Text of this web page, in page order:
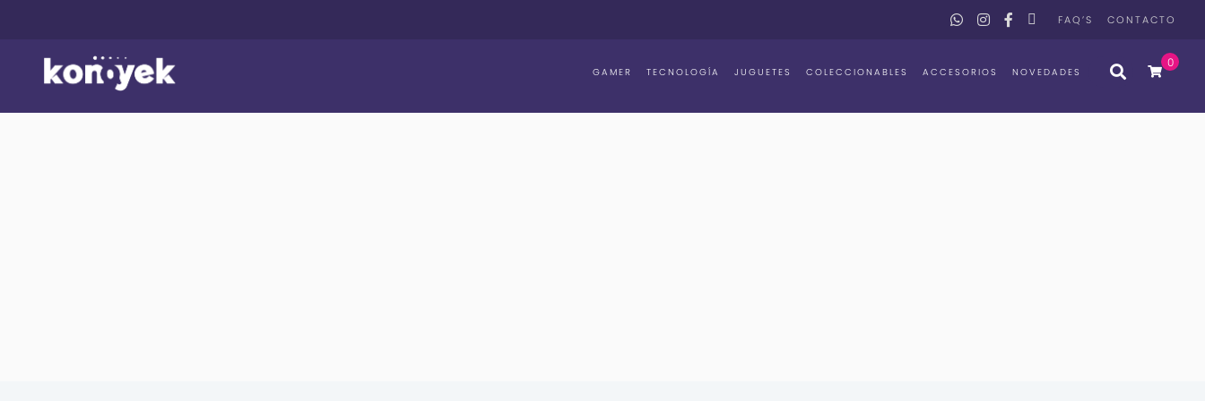
FAQ’S CONTACTO
GAMER TECNOLOGÍA JUGUETES COLECCIONABLES ACCESORIOS NOVEDADES
0